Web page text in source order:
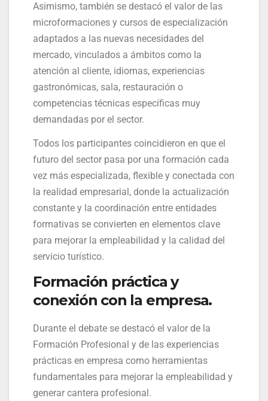
Asimismo, también se destacó el valor de las
microformaciones y cursos de especialización
adaptados a las nuevas necesidades del
mercado, vinculados a ámbitos como la
atención al cliente, idiomas, experiencias
gastronómicas, sala, restauración o
competencias técnicas específicas muy
demandadas por el sector.
Todos los participantes coincidieron en que el
futuro del sector pasa por una formación cada
vez más especializada, flexible y conectada con
la realidad empresarial, donde la actualización
constante y la coordinación entre entidades
formativas se convierten en elementos clave
para mejorar la empleabilidad y la calidad del
servicio turístico.
Formación práctica y
conexión con la empresa.
Durante el debate se destacó el valor de la
Formación Profesional y de las experiencias
prácticas en empresa como herramientas
fundamentales para mejorar la empleabilidad y
generar cantera profesional.